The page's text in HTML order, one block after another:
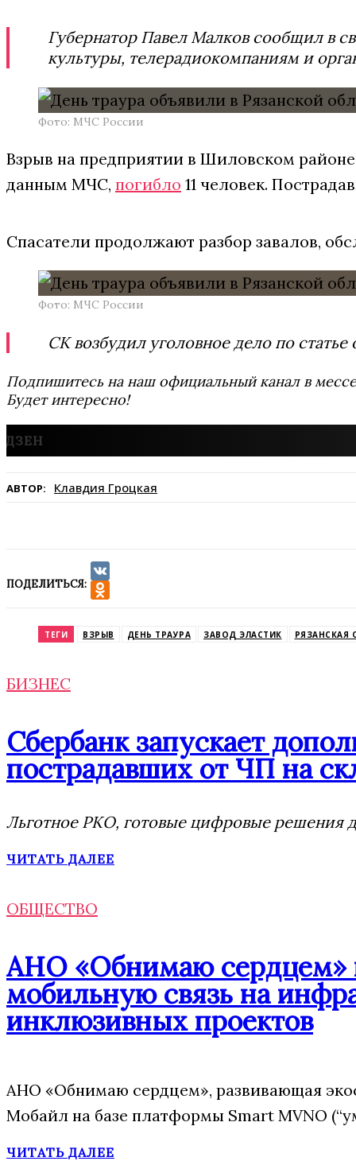
Губернатор Павел Малков сообщил в
культуры, телерадиокомпаниям и
Фото: МЧС России
Взрыв на предприятии в Шиловском
данным МЧС, погибло 11 человек.
Спасатели продолжают разбор завалов,
Фото: МЧС России
СК возбудил уголовное дело по
Подпишитесь на наш официальный канал в
Будет интересно!
АВТОР: Клавдия Гроцкая
ПОДЕЛИТЬСЯ:
VK
ТЕГИ ВЗРЫВ ДЕНЬ ТРАУРА ЗАВОД ЭЛАСТИК РЯЗАНСКАЯ
БИЗНЕС
Сбербанк запускает
пострадавших от ЧП на
Льготное РКО, готовые цифровые решения
ЧИТАТЬ ДАЛЕЕ
ОБЩЕСТВО
АНО «Обнимаю сердцем»
мобильную связь на
инклюзивных проектов
АНО «Обнимаю сердцем», развивающая
Мобайл на базе платформы Smart MVNO
ЧИТАТЬ ДАЛЕЕ